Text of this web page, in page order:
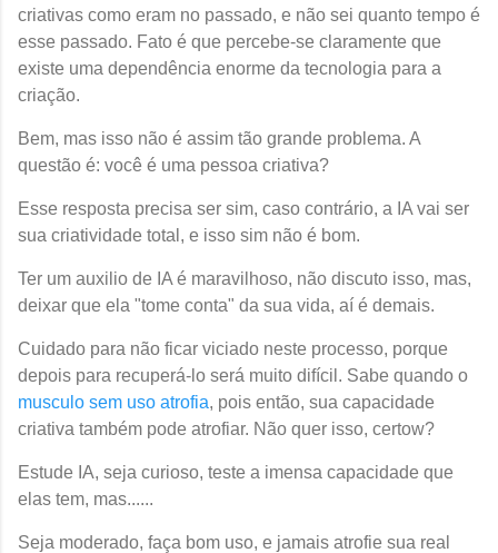
criativas como eram no passado, e não sei quanto tempo é
esse passado. Fato é que percebe-se claramente que
existe uma dependência enorme da tecnologia para a
criação.
Bem, mas isso não é assim tão grande problema. A
questão é: você é uma pessoa criativa?
Esse resposta precisa ser sim, caso contrário, a IA vai ser
sua criatividade total, e isso sim não é bom.
Ter um auxilio de IA é maravilhoso, não discuto isso, mas,
deixar que ela "tome conta" da sua vida, aí é demais.
Cuidado para não ficar viciado neste processo, porque
depois para recuperá-lo será muito difícil. Sabe quando o
musculo sem uso atrofia, pois então, sua capacidade
criativa também pode atrofiar. Não quer isso, certow?
Estude IA, seja curioso, teste a imensa capacidade que
elas tem, mas......
Seja moderado, faça bom uso, e jamais atrofie sua real